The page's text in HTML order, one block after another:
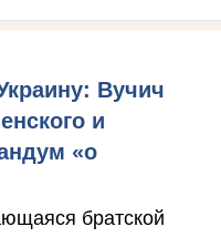
Вучич
и
«о
братской